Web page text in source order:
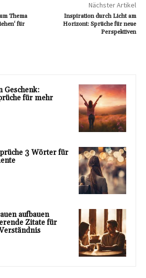
Thema
für
Nächster Artikel
Inspiration durch Licht am
Horizont: Sprüche für neue
Perspektiven
Geschenk:
für mehr
3 Wörter für
aufbauen
Zitate für